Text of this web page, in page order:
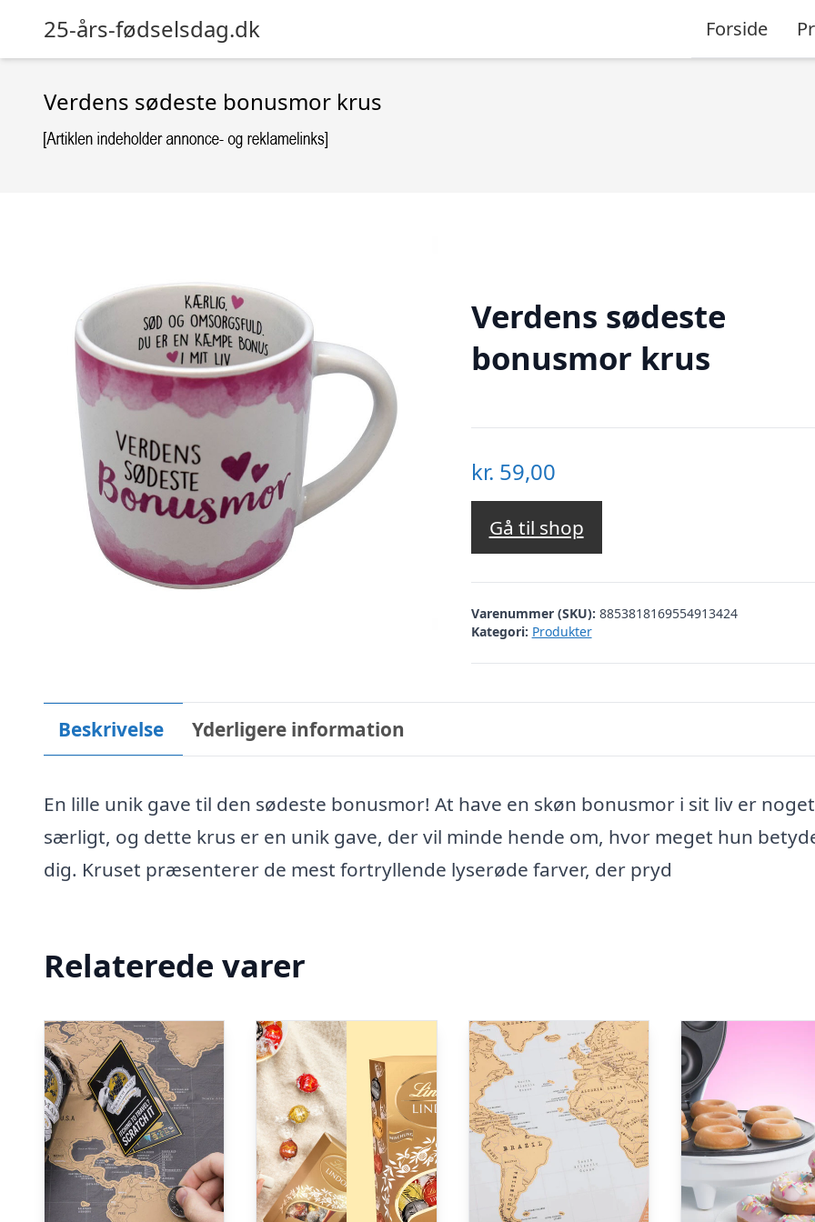
25-års-fødselsdag.dk Forside
Verdens sødeste bonusmor krus
Verdens sødeste
bonusmor krus
kr. 59,00
Gå til shop
Varenummer (SKU): 8853818169554913424
Kategori: Produkter
Beskrivelse Yderligere information
En lille unik gave til den sødeste bonusmor! At have en skøn bonusmor i sit liv er
særligt, og dette krus er en unik gave, der vil minde hende om, hvor meget hun
dig. Kruset præsenterer de mest fortryllende lyserøde farver, der pryd
Relaterede varer